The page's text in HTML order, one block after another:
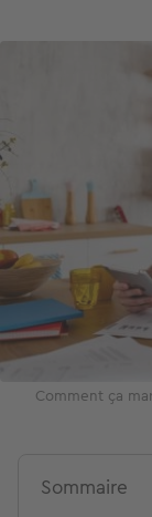
Comment ça
Sommaire